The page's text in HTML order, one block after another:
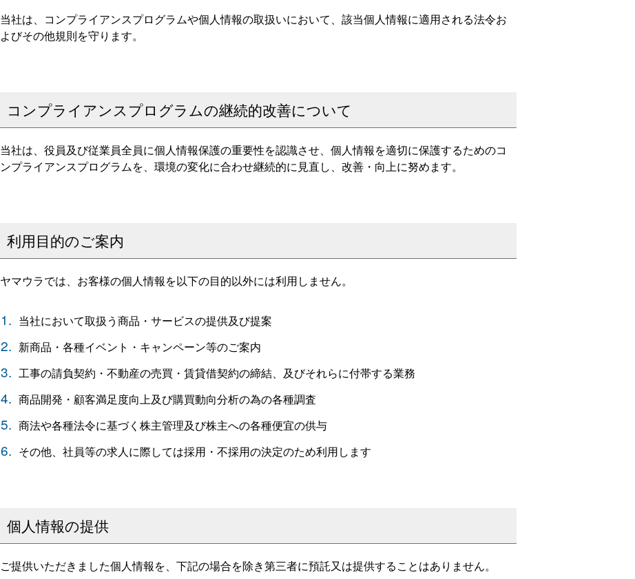
当社は、コンプライアンスプログラムや個人情報の取扱いにおいて、該当個人情報に適用される法令お
よびその他規則を守ります。
コンプライアンスプログラムの継続的改善について
当社は、役員及び従業員全員に個人情報保護の重要性を認識させ、個人情報を適切に保護するためのコ
ンプライアンスプログラムを、環境の変化に合わせ継続的に見直し、改善・向上に努めます。
利用目的のご案内
ヤマウラでは、お客様の個人情報を以下の目的以外には利用しません。
当社において取扱う商品・サービスの提供及び提案
新商品・各種イベント・キャンペーン等のご案内
工事の請負契約・不動産の売買・賃貸借契約の締結、及びそれらに付帯する業務
商品開発・顧客満足度向上及び購買動向分析の為の各種調査
商法や各種法令に基づく株主管理及び株主への各種便宜の供与
その他、社員等の求人に際しては採用・不採用の決定のため利用します
個人情報の提供
ご提供いただきました個人情報を、下記の場合を除き第三者に預託又は提供することはありません。